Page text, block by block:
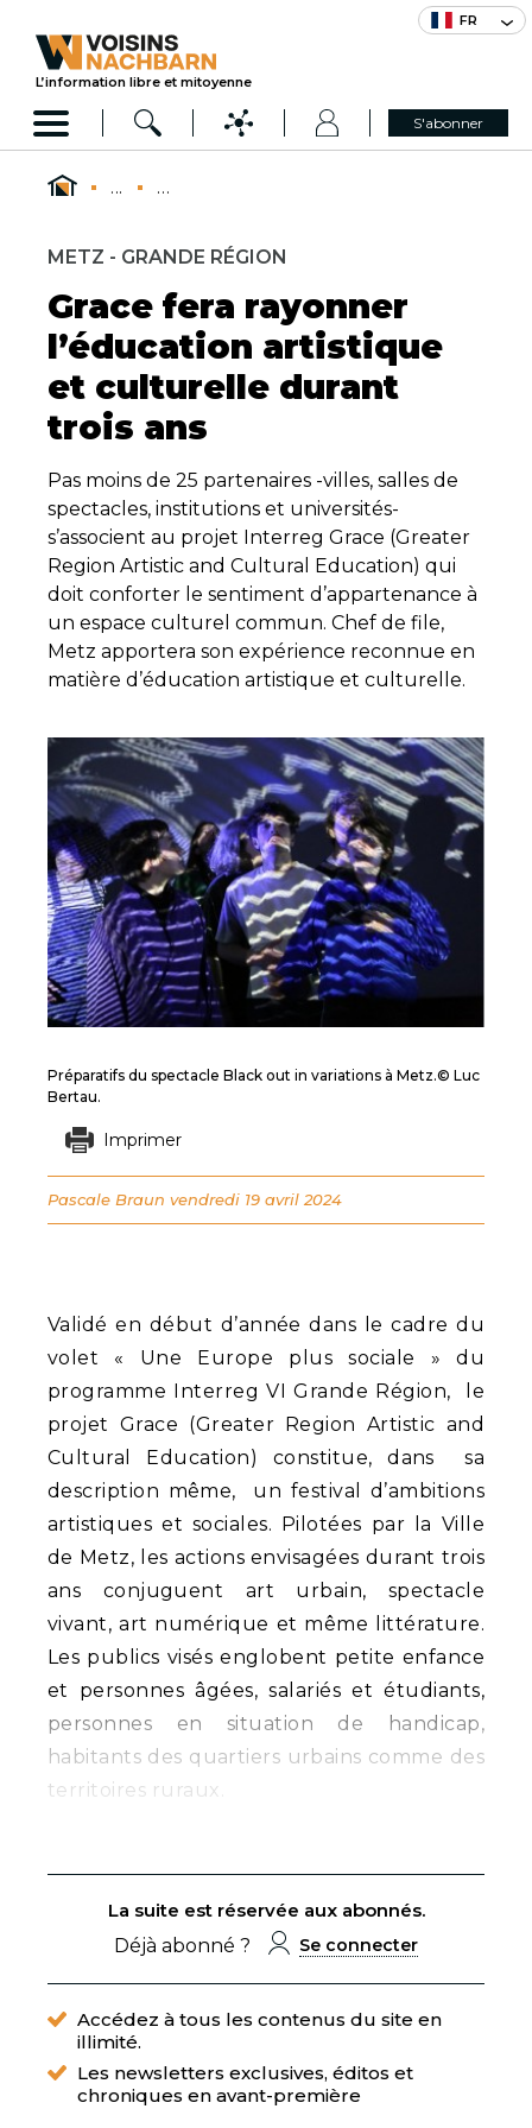
FR
L’information libre et mitoyenne
S'abonner
... ...
METZ - GRANDE RÉGION
Grace fera rayonner
l’éducation artistique
et culturelle durant
trois ans
Pas moins de 25 partenaires -villes, salles de
spectacles, institutions et universités-
s’associent au projet Interreg Grace (Greater
Region Artistic and Cultural Education) qui
doit conforter le sentiment d’appartenance à
un espace culturel commun. Chef de file,
Metz apportera son expérience reconnue en
matière d’éducation artistique et culturelle.
Validé en début d’année dans le cadre du
volet « Une Europe plus sociale » du
programme Interreg VI Grande Région, le
projet Grace (Greater Region Artistic and
Cultural Education) constitue, dans sa
description même, un festival d’ambitions
artistiques et sociales. Pilotées par la Ville
de Metz, les actions envisagées durant trois
ans conjuguent art urbain, spectacle
vivant, art numérique et même littérature.
Les publics visés englobent petite enfance
et personnes âgées, salariés et étudiants,
personnes en situation de handicap,
habitants des quartiers urbains comme des
territoires ruraux.
La suite est réservée aux abonnés.
Déjà abonné ?
Se connecter
Accédez à tous les contenus du site en
illimité.
Les newsletters exclusives, éditos et
chroniques en avant-première
Préparatifs du spectacle Black out in variations à Metz.© Luc
Bertau.
Imprimer
Pascale Braun vendredi 19 avril 2024